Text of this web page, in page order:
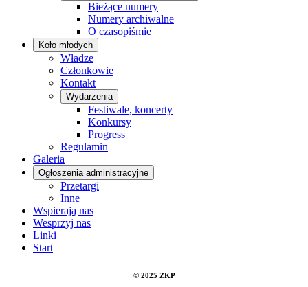
Bieżące numery
Numery archiwalne
O czasopiśmie
Koło młodych
Władze
Członkowie
Kontakt
Wydarzenia
Festiwale, koncerty
Konkursy
Progress
Regulamin
Galeria
Ogłoszenia administracyjne
Przetargi
Inne
Wspierają nas
Wesprzyj nas
Linki
Start
© 2025 ZKP